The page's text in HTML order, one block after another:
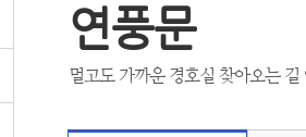
연풍문
멀고도 가까운 경호실 찾아오는 길